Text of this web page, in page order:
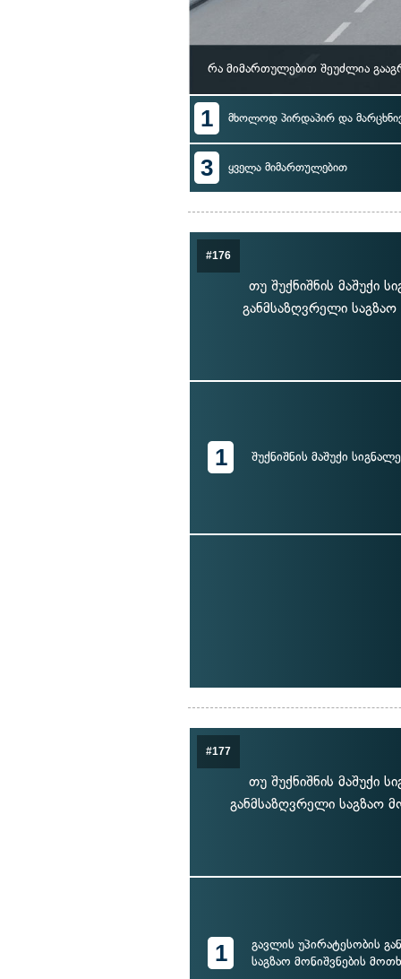
რა მიმართულებით შეუძლია
1 მხოლოდ პირდაპირ და
3 ყველა მიმართულებით
#176
თუ შუქნიშნის მაშუქი
განმსაზღვრელი
1 შუქნიშნის მაშუქი
#177
თუ შუქნიშნის მაშუქი
განმსაზღვრელი საგზაო
1
გავლის უპირატესობის
საგზაო მონიშვნების